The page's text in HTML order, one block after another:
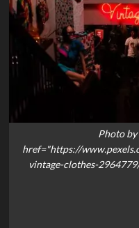
Photo by
href="https://
vintage-clothes-